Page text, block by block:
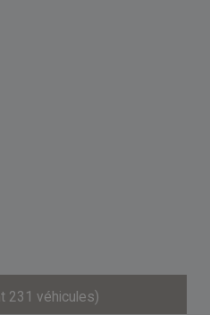
231 véhicules)